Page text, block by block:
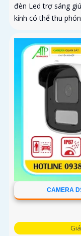
đèn Led trợ sáng
kính có thể thu
CAMERA